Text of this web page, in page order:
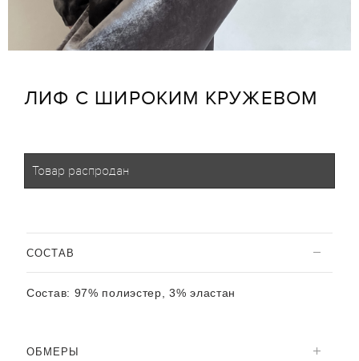
ЛИФ С ШИРОКИМ КРУЖЕВОМ
Товар распродан
CОСТАВ
Состав: 97% полиэстер, 3% эластан
ОБМЕРЫ